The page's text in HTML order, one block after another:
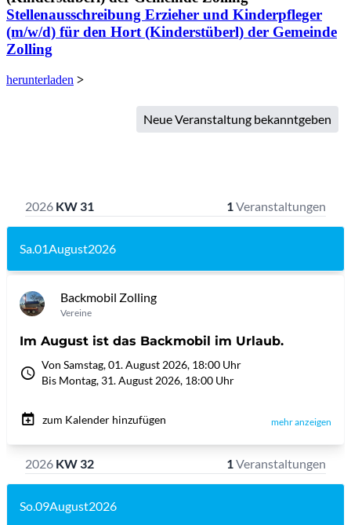
Stellenausschreibung Erzieher und Kinderpfleger
(m/w/d) für den Hort (Kinderstüberl) der Gemeinde
Zolling
herunterladen >